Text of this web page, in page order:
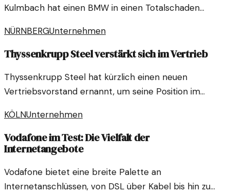
Kulmbach hat einen BMW in einen Totalschaden
deuten auf tiefere Ursachen hin.
NÜRNBERGUnternehmen
Thyssenkrupp Steel verstärkt sich im Vertrieb
Thyssenkrupp Steel hat kürzlich einen neuen
Vertriebsvorstand ernannt, um seine Position im
Vertriebsstrategie zu optimieren und
Wachstumschancen zu nutzen.
KÖLNUnternehmen
Vodafone im Test: Die Vielfalt der
Internetangebote
Vodafone bietet eine breite Palette an
Internetanschlüssen, von DSL über Kabel bis hin zu